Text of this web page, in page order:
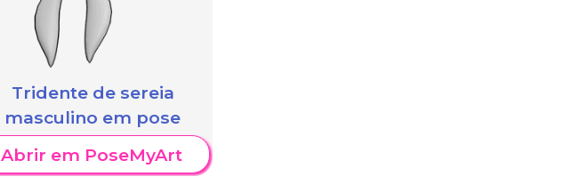
Tridente de sereia
masculino em pose
Abrir em PoseMyArt